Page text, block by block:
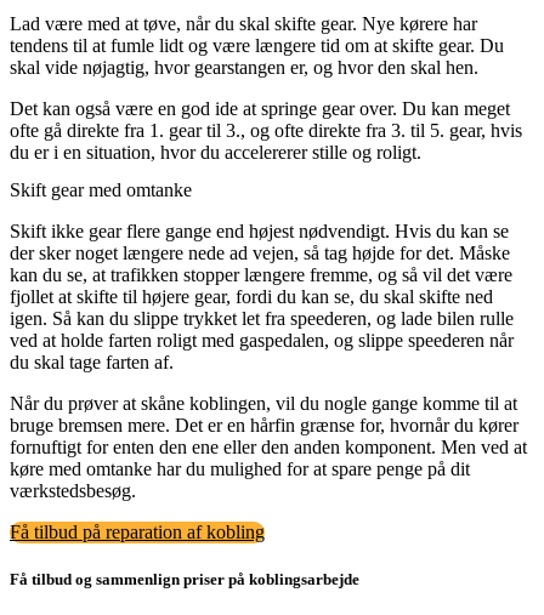
Lad være med at tøve, når du skal skifte gear. Nye kørere har
tendens til at fumle lidt og være længere tid om at skifte gear. Du
skal vide nøjagtig, hvor gearstangen er, og hvor den skal hen.
Det kan også være en god ide at springe gear over. Du kan meget
ofte gå direkte fra 1. gear til 3., og ofte direkte fra 3. til 5. gear, hvis
du er i en situation, hvor du accelererer stille og roligt.
Skift gear med omtanke
Skift ikke gear flere gange end højest nødvendigt. Hvis du kan se
der sker noget længere nede ad vejen, så tag højde for det. Måske
kan du se, at trafikken stopper længere fremme, og så vil det være
fjollet at skifte til højere gear, fordi du kan se, du skal skifte ned
igen. Så kan du slippe trykket let fra speederen, og lade bilen rulle
ved at holde farten roligt med gaspedalen, og slippe speederen når
du skal tage farten af.
Når du prøver at skåne koblingen, vil du nogle gange komme til at
bruge bremsen mere. Det er en hårfin grænse for, hvornår du kører
fornuftigt for enten den ene eller den anden komponent. Men ved at
køre med omtanke har du mulighed for at spare penge på dit
værkstedsbesøg.
Få tilbud på reparation af kobling
Få tilbud og sammenlign priser på koblingsarbejde